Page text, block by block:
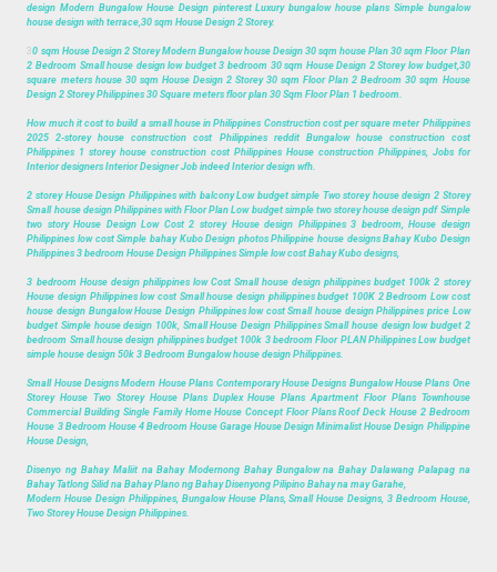
design Modern Bungalow House Design pinterest Luxury bungalow house plans Simple bungalow
house design with terrace,30 sqm House Design 2 Storey.
30 sqm House Design 2 Storey Modern Bungalow house Design 30 sqm house Plan 30 sqm Floor Plan
2 Bedroom Small house design low budget 3 bedroom 30 sqm House Design 2 Storey low budget,30
square meters house 30 sqm House Design 2 Storey 30 sqm Floor Plan 2 Bedroom 30 sqm House
Design 2 Storey Philippines 30 Square meters floor plan 30 Sqm Floor Plan 1 bedroom.
How much it cost to build a small house in Philippines Construction cost per square meter Philippines
2025 2-storey house construction cost Philippines reddit Bungalow house construction cost
Philippines 1 storey house construction cost Philippines House construction Philippines, Jobs for
Interior designers Interior Designer Job indeed Interior design wfh.
2 storey House Design Philippines with balcony Low budget simple Two storey house design 2 Storey
Small house design Philippines with Floor Plan Low budget simple two storey house design pdf Simple
two story House Design Low Cost 2 storey House design Philippines 3 bedroom, House design
Philippines low cost Simple bahay Kubo Design photos Philippine house designs Bahay Kubo Design
Philippines 3 bedroom House Design Philippines Simple low cost Bahay Kubo designs,
3 bedroom House design philippines low Cost Small house design philippines budget 100k 2 storey
House design Philippines low cost Small house design philippines budget 100K 2 Bedroom Low cost
house design Bungalow House Design Philippines low cost Small house design Philippines price Low
budget Simple house design 100k, Small House Design Philippines Small house design low budget 2
bedroom Small house design philippines budget 100k 3 bedroom Floor PLAN Philippines Low budget
simple house design 50k 3 Bedroom Bungalow house design Philippines.
Small House Designs Modern House Plans Contemporary House Designs Bungalow House Plans One
Storey House Two Storey House Plans Duplex House Plans Apartment Floor Plans Townhouse
Commercial Building Single Family Home House Concept Floor Plans Roof Deck House 2 Bedroom
House 3 Bedroom House 4 Bedroom House Garage House Design Minimalist House Design Philippine
House Design,
Disenyo ng Bahay Maliit na Bahay Modernong Bahay Bungalow na Bahay Dalawang Palapag na
Bahay Tatlong Silid na Bahay Plano ng Bahay Disenyong Pilipino Bahay na may Garahe,
Modern House Design Philippines, Bungalow House Plans, Small House Designs, 3 Bedroom House,
Two Storey House Design Philippines.